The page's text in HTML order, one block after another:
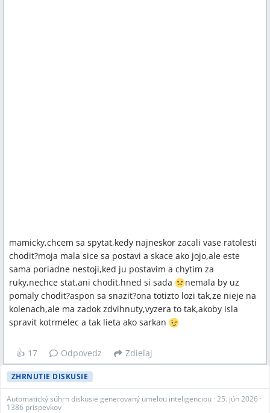
mamicky,chcem sa spytat,kedy najneskor zacali vase ratolesti
chodit?moja mala sice sa postavi a skace ako jojo,ale este
sama poriadne nestoji,ked ju postavim a chytim za
ruky,nechce stat,ani chodit,hned si sada
nemala by uz
pomaly chodit?aspon sa snazit?ona totizto lozi tak,ze nieje na
kolenach,ale ma zadok zdvihnuty,vyzera to tak,akoby isla
spravit kotrmelec a tak lieta ako sarkan
👍 17 Odpovedz Zdieľaj
ZHRNUTIE DISKUSIE
Automatický súhrn diskusie generovaný umelou inteligenciou · 25. jún 2026 ·
1386 príspevkov